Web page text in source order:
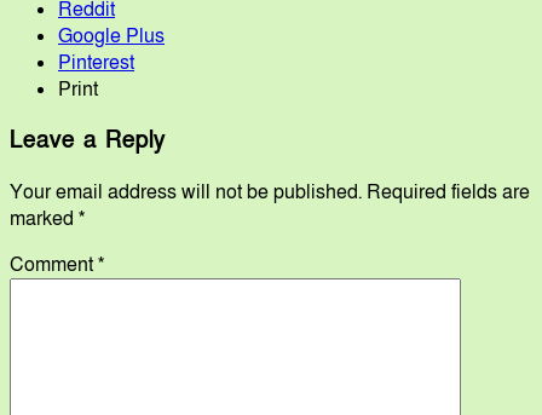
Reddit
Google Plus
Pinterest
Print
Leave a Reply
Your email address will not be published. Required fields are
marked *
Comment*